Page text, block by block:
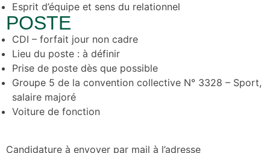
Esprit d’équipe et sens du relationnel
POSTE
CDI – forfait jour non cadre
Lieu du poste : à définir
Prise de poste dès que possible
Groupe 5 de la convention collective N° 3328 – Sport,
salaire majoré
Voiture de fonction
Candidature à envoyer par mail à l’adresse